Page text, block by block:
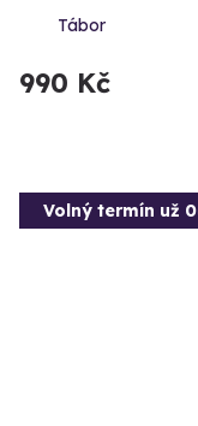
Tábor
990 Kč
Volný termín už